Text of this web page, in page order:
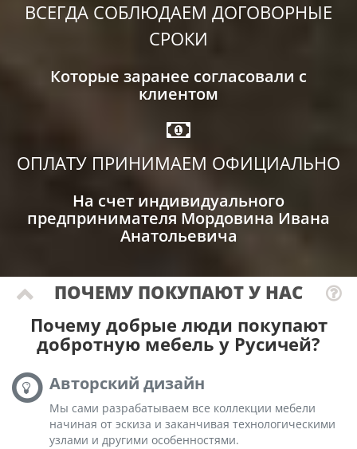
ВСЕГДА СОБЛЮДАЕМ ДОГОВОРНЫЕ
СРОКИ
Которые заранее согласовали с
клиентом
ОПЛАТУ ПРИНИМАЕМ ОФИЦИАЛЬНО
На счет индивидуального
предпринимателя Мордовина Ивана
Анатольевича
ПОЧЕМУ ПОКУПАЮТ У НАС
Почему добрые люди покупают
добротную мебель у Русичей?
Авторский дизайн
Мы сами разрабатываем все коллекции мебели
начиная от эскиза и заканчивая технологическими
узлами и другими особенностями.